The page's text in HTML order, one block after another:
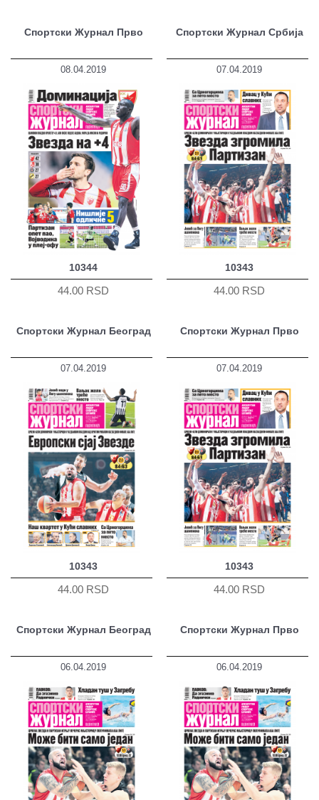
Спортски Журнал Прво
08.04.2019
10344
44.00 RSD
Спортски Журнал Србија
07.04.2019
10343
44.00 RSD
Спортски Журнал Београд
07.04.2019
10343
44.00 RSD
Спортски Журнал Прво
07.04.2019
10343
44.00 RSD
Спортски Журнал Београд
06.04.2019
Спортски Журнал Прво
06.04.2019